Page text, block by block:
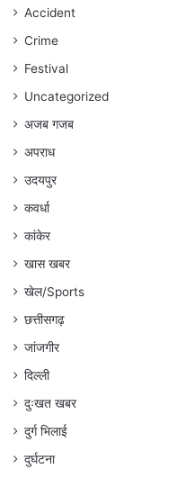
रहेगा
अंकित
गौरहा
Accident
Crime
Festival
Uncategorized
अजब गजब
अपराध
उदयपुर
कवर्धा
कांकेर
खास खबर
खेल/Sports
छत्तीसगढ़
जांजगीर
दिल्ली
दुःखत खबर
दुर्ग भिलाई
दुर्घटना